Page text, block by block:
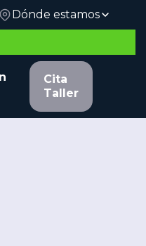
Dónde estamos
Cita
Taller